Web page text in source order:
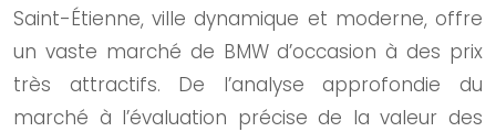
Saint-Étienne, ville dynamique et moderne, offre
un vaste marché de BMW d’occasion à des prix
très attractifs. De l’analyse approfondie du
marché à l’évaluation précise de la valeur des